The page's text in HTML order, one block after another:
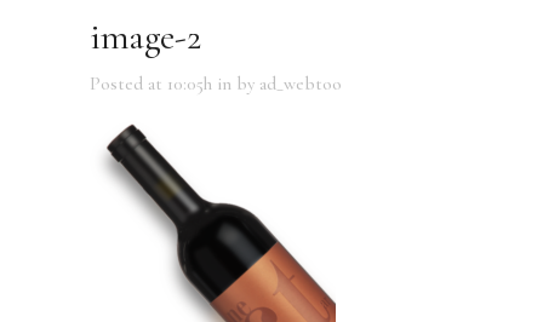
image-2
Posted at 10:05h in by ad_webtoo